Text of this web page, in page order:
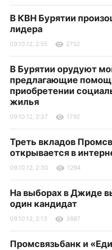
В КВН Бурятии
лидера
09.10.12, 2:55 2752
В Бурятии орудуют
предлагающие
приобретении
жилья
09.10.12, 2:37 1792
Треть вкладов
открывается в
09.10.12, 2:30 1294
На выборах в Джиде
один кандидат
09.10.12, 2:13 3687
Промсвязьбанк и